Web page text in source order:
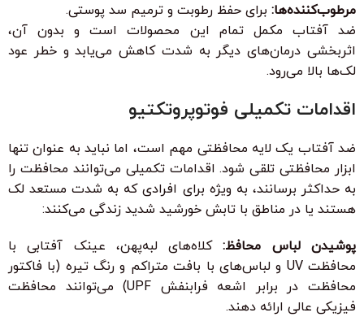
مرطوب‌کننده‌ها: برای حفظ رطوبت و ترمیم سد پوستی.
ضد آفتاب مکمل تمام این محصولات است و بدون آن،
اثربخشی درمان‌های دیگر به شدت کاهش می‌یابد و خطر عود
لک‌ها بالا می‌رود.
اقدامات تکمیلی فوتوپروتکتیو
ضد آفتاب یک لایه محافظتی مهم است، اما نباید به عنوان تنها
ابزار محافظتی تلقی شود. اقدامات تکمیلی می‌توانند محافظت را
به حداکثر برسانند، به ویژه برای افرادی که به شدت مستعد لک
هستند یا در مناطق با تابش خورشید شدید زندگی می‌کنند:
پوشیدن لباس محافظ:کلاه‌های لبه‌پهن، عینک آفتابی با
محافظت UV و لباس‌های با بافت متراکم و رنگ تیره (با فاکتور
محافظت در برابر اشعه فرابنفش UPF) می‌توانند محافظت
فیزیکی عالی ارائه دهند.